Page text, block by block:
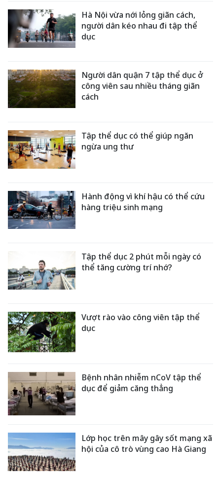
Hà Nội vừa nới lỏng giãn cách,
người dân kéo nhau đi tập thể
dục
Người dân quận 7 tập thể dục ở
công viên sau nhiều tháng giãn
cách
Tập thể dục có thể giúp ngăn
ngừa ung thư
Hành động vì khí hậu có thể cứu
hàng triệu sinh mạng
Tập thể dục 2 phút mỗi ngày có
thể tăng cường trí nhớ?
Vượt rào vào công viên tập thể
dục
Bệnh nhân nhiễm nCoV tập thể
dục để giảm căng thẳng
Lớp học trên mây gây sốt mạng xã
hội của cô trò vùng cao Hà Giang